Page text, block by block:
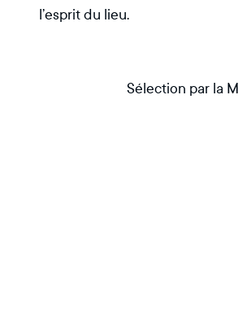
l’esprit du lieu.
Sélection par la